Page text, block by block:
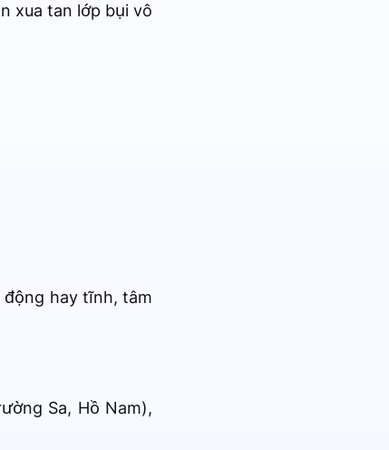
xua tan lớp bụi vô
hay tĩnh, tâm
Sa, Hồ Nam),